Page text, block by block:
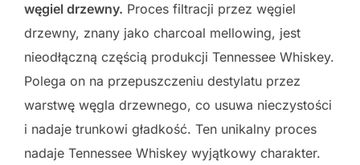
węgiel drzewny. Proces filtracji przez węgiel
drzewny, znany jako charcoal mellowing, jest
nieodłączną częścią produkcji Tennessee Whiskey.
Polega on na przepuszczeniu destylatu przez
warstwę węgla drzewnego, co usuwa nieczystości
i nadaje trunkowi gładkość. Ten unikalny proces
nadaje Tennessee Whiskey wyjątkowy charakter.